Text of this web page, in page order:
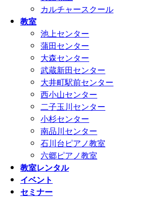
カルチャースクール
教室
池上センター
蒲田センター
大森センター
武蔵新田センター
大井町駅前センター
西小山センター
二子玉川センター
小杉センター
南品川センター
石川台ピアノ教室
六郷ピアノ教室
教室レンタル
イベント
セミナー